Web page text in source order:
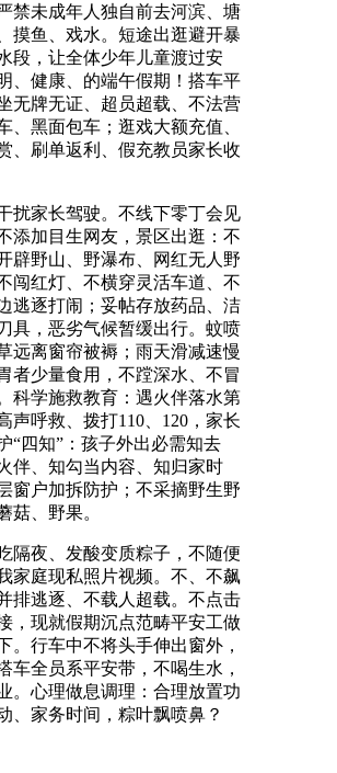
禁未成年人独自前去河滨、塘
摸鱼、戏水。短途出逛避开暴
段，让全体少年儿童渡过安
、健康、的端午假期！搭车平
无牌无证、超员超载、不法营
、黑面包车；逛戏大额充值、
、刷单返利、假充教员家长收
家长驾驶。不线下零丁会见
添加目生网友，景区出逛：不
辟野山、野瀑布、网红无人野
闯红灯、不横穿灵活车道、不
逃逐打闹；妥帖存放药品、洁
具，恶劣气候暂缓出行。蚊喷
远离窗帘被褥；雨天滑减速慢
者少量食用，不蹚深水、不冒
科学施救教育：遇火伴落水第
声呼救、拨打110、120，家长
“四知”：孩子外出必需知去
伴、知勾当内容、知归家时
窗户加拆防护；不采摘野生野
菇、野果。
夜、发酸变质粽子，不随便
家庭现私照片视频。不、不飙
排逃逐、不载人超载。不点击
，现就假期沉点范畴平安工做
。行车中不将头手伸出窗外，
车全员系平安带，不喝生水，
。心理做息调理：合理放置功
、家务时间，粽叶飘喷鼻？